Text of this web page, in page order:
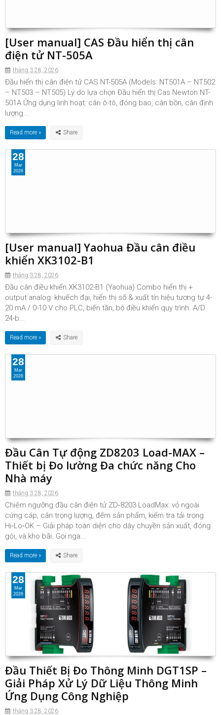
[User manual] CAS Đầu hiển thị cân
điện tử NT-505A
tháng 3 28, 2026
Đầu hiển thị cân điện tử CAS NT-505A (Models: NT501A – NT502
– NT503 – NT505) Lý do lựa chọn Đầu hiển thị Cas Newton NT-
501A Ứng dụng linh hoạt: cân ô-tô, đóng bao, cân bồn, cân định
lượng...
Read more »
[User manual] Yaohua Đầu cân điều
khiển XK3102-B1
tháng 3 28, 2026
Đầu cân điều khiển XK3102-B1 (Yaohua) Combo hiển thị +
output analog: khuếch đại, hiển thị số & xuất tín hiệu tương tự 4-
20 mA / 0-10 V cho PLC, biến tần, bộ điều khiển quy trình. A/D
24-b...
Read more »
28
Mar
2026
Đầu Cân Tự động ZD8203 Load-MAX –
Thiết bị Đo lường Đa chức năng Cho
Nhà máy
tháng 3 28, 2026
Chiêm ngưỡng đầu cân điện tử ZD‑8203 LoadMax: vỏ ngoài
cứng cáp, cân trọng lượng, đếm sản phẩm, kiểm tra tải trọng
Hi‑Lo‑OK – Giải pháp toàn diện cho dây chuyền sản xuất, đóng
gói, và kho bãi. Gọi nga...
Read more »
28
Mar
2026
Đầu Thiết Bị Đo Thông Minh DGT1SP –
Giải Pháp Xử Lý Dữ Liệu Thông Minh
Ứng Dụng Công Nghiệp
tháng 3 28, 2026
28
Mar
2026